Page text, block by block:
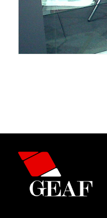
FRANÇAIS